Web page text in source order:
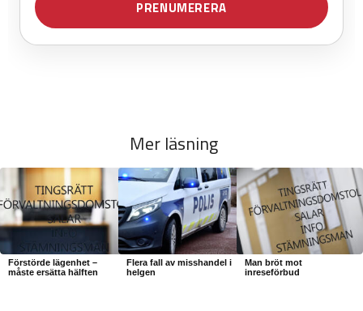
Mer läsning
Förstörde lägenhet –
måste ersätta hälften
Flera fall av misshandel i
helgen
Man bröt mot
inreseförbud